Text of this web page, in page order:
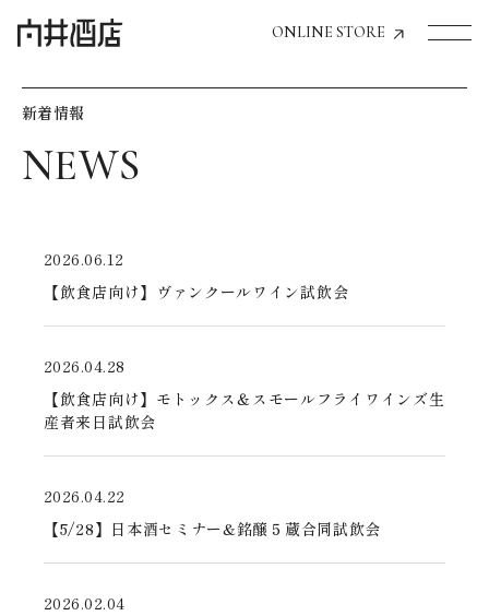
ONLINE STORE
お気に入りリスト
新着情報
新着情報
2026.06.12
【飲食店向け】ヴァンクールワイン試飲会
2026.04.28
【飲食店向け】モトックス＆スモールフライワインズ生
産者来日試飲会
2026.04.22
【5/28】日本酒セミナー&銘醸５蔵合同試飲会
2026.02.04